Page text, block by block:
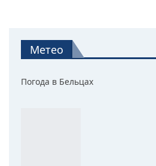
Метео
Погода в Бельцах